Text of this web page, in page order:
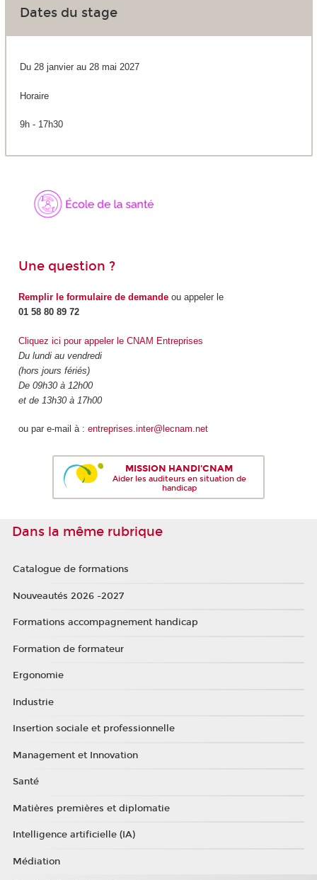
Dates du stage
Du 28 janvier au 28 mai 2027
Horaire
9h - 17h30
Une question ?
Remplir le formulaire de demandeou appeler le
01 58 80 89 72
Cliquez ici pour appeler le CNAM Entreprises
Du lundi au vendredi
(hors jours fériés)
De 09h30 à 12h00
et de 13h30 à 17h00
ou par e-mail à : entreprises.inter@lecnam.net
MISSION HANDI'CNAM
Aider les auditeurs en situation de
handicap
Dans la même rubrique
Catalogue de formations
Nouveautés 2026 -2027
Formations accompagnement handicap
Formation de formateur
Ergonomie
Industrie
Insertion sociale et professionnelle
Management et Innovation
Santé
Matières premières et diplomatie
Intelligence artificielle (IA)
Médiation